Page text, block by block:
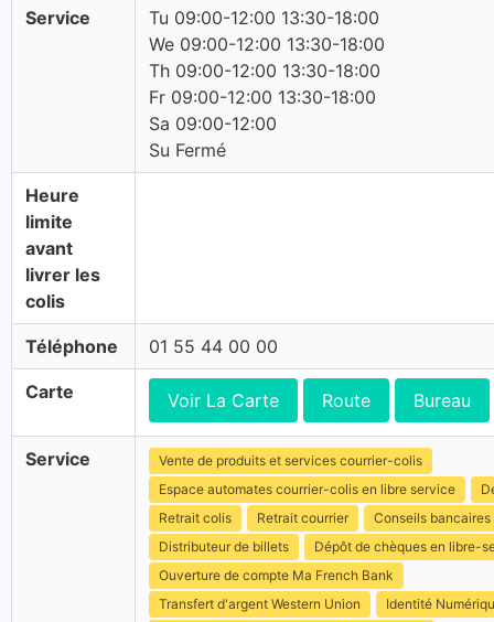
Service
Tu 09:00-12:00 13:30-18:00
We 09:00-12:00 13:30-18:00
Th 09:00-12:00 13:30-18:00
Fr 09:00-12:00 13:30-18:00
Sa 09:00-12:00
Su Fermé
Heure
limite
avant
livrer les
colis
Téléphone 01 55 44 00 00
Carte Voir La Carte Route Bureau
Service
Vente de produits et services courrier-colis
Espace automates courrier-colis en libre service
Retrait colis
Retrait courrier
Conseils bancaires
Distributeur de billets
Dépôt de chèques en libre-
Ouverture de compte Ma French Bank
Transfert d'argent Western Union
Identité